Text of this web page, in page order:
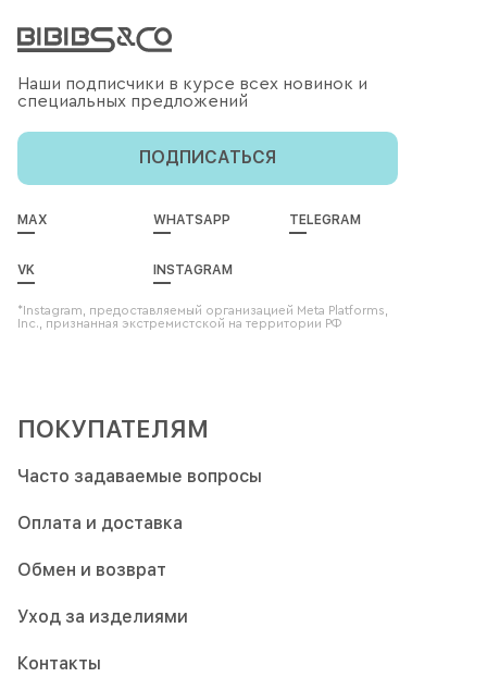
Наши подписчики в курсе всех новинок и
специальных предложений
ПОДПИСАТЬСЯ
MAX WHATSAPP TELEGRAM
VK INSTAGRAM
*Instagram, предоставляемый организацией Meta Platforms,
Inc., признанная экстремистской на территории РФ
ПОКУПАТЕЛЯМ
Часто задаваемые вопросы
Оплата и доставка
Обмен и возврат
Уход за изделиями
Контакты